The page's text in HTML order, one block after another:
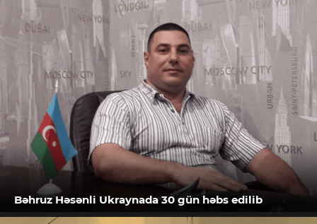
Bəhruz Həsənli Ukraynada 30 gün həbs edilib